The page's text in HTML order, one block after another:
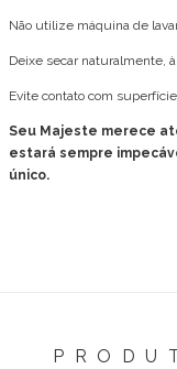
Não utilize máquina de
Deixe secar naturalmente,
Evite contato com
Seu Majeste merece
estará sempre
único.